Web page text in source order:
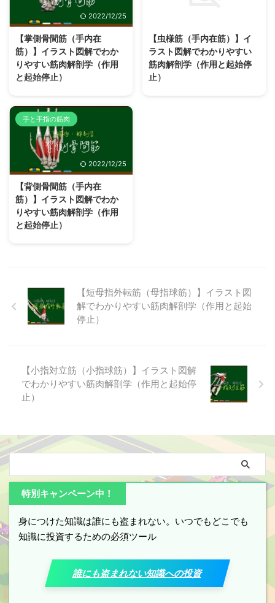
ラスト図解を使ってわかりやすく
説明しています。 【短母指外転
筋】とは？どこにあるどんな筋
肉？ 【短母指外転筋】は、手の
外側（橈側・親指側）で親指下あ
たりに小さな筋腹の隆起（母指
球）を作る短い手内在筋（母指球
筋」「短母指屈」「母指対立筋」
の4筋が含まれます。 【母指球
筋】に分類される筋肉はそれぞれ
異なる ...
屈筋」が構成する小指球の領域に
ある小さな4角形の筋肉です。 小
指球形成には直接関与しません
が、小指球表層を覆う独自の薄い
2022/12/25
【掌側骨間筋（手内在
筋）】イラスト図解でわか
りやすい筋肉解剖学（作用
と起始停止）
【掌側骨間筋】解剖学構造（起始
停止、作用、神経支配）について
イラスト図解を使ってわかりやす
く説明しています。 【掌側骨間
筋】とは？どこにあるどんな筋
肉？ 【掌側骨間筋】は、手内在
筋のうち、「背側骨間筋」 「虫
様筋」と共に「中手筋群（中手骨
の間にある筋肉）」に分類される
筋肉です。 【掌側骨間筋】に
は、第1,2,4,5中手骨に付着する4
手の骨間筋は2つあり、掌側にあ
【虫様筋（手内在筋）】イ
ラスト図解でわかりやすい
筋肉解剖学（作用と起始停
止）
「中手指節関節（MCP）屈曲」
と「 ...
手と手指の筋肉
2022/12/25
【背側骨間筋（手内在
筋）】イラスト図解でわか
りやすい筋肉解剖学（作用
と起始停止）
についてイラスト図解を使ってわ
かりやすく説明しています。
【背側骨間筋】とは？どこにある
どんな筋肉？ 【背側骨間筋】と
分類される筋肉です。 【背側骨
間筋】には、第1〜4中手骨の隣
接する側面に付着する4つの筋腹
と番号が付けられています。 手
の ...
【短母指外転筋（母指球筋）】イラスト図
解でわかりやすい筋肉解剖学（作用と起始
停止）
【小指対立筋（小指球筋）】イラスト図解
でわかりやすい筋肉解剖学（作用と起始停
止）
特別キャンペーン中！
身につけた知識は誰にも盗まれない。いつでもどこでも
知識に投資するための必須ツール
誰にも盗まれない知識への投資